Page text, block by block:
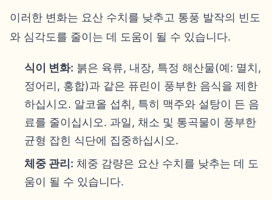
이러한 변화는 요산 수치를 낮추고 통풍 발작의 빈도
와 심각도를 줄이는 데 도움이 될 수 있습니다.
식이 변화: 붉은 육류, 내장, 특정 해산물(예: 멸치,
정어리, 홍합)과 같은 퓨린이 풍부한 음식을 제한
하십시오. 알코올 섭취, 특히 맥주와 설탕이 든 음
료를 줄이십시오. 과일, 채소 및 통곡물이 풍부한
균형 잡힌 식단에 집중하십시오.
체중 관리: 체중 감량은 요산 수치를 낮추는 데 도
움이 될 수 있습니다.